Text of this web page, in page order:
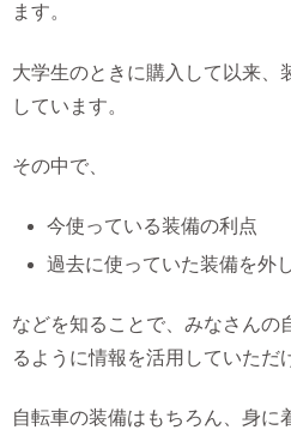
ます。
大学生のときに購入して以来、
しています。
その中で、
今使っている装備の利点
過去に使っていた装備を外
などを知ることで、みなさんの
るように情報を活用していただ
自転車の装備はもちろん、身に